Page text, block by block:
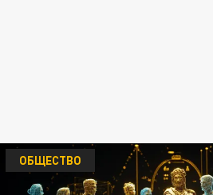
ОБЩЕСТВО